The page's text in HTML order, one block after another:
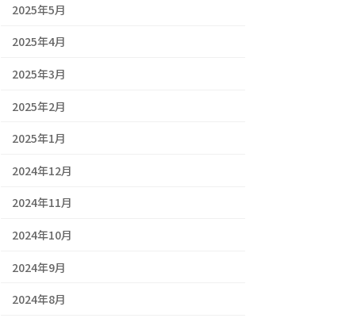
2025年5月
2025年4月
2025年3月
2025年2月
2025年1月
2024年12月
2024年11月
2024年10月
2024年9月
2024年8月